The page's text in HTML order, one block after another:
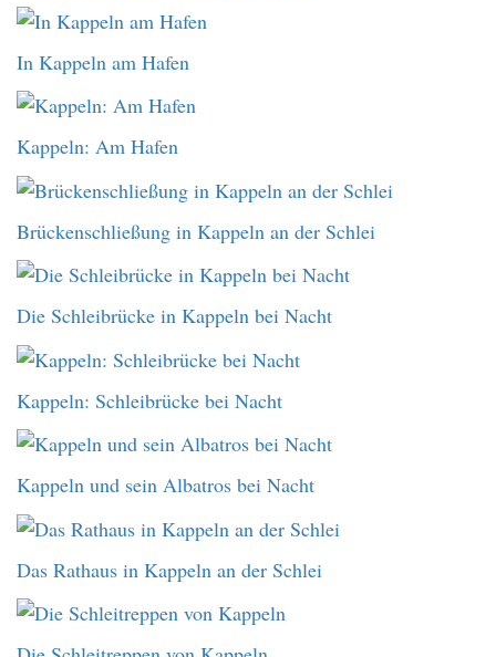
In Kappeln am Hafen
Kappeln: Am Hafen
Brückenschließung in Kappeln an der Schlei
Die Schleibrücke in Kappeln bei Nacht
Kappeln: Schleibrücke bei Nacht
Kappeln und sein Albatros bei Nacht
Das Rathaus in Kappeln an der Schlei